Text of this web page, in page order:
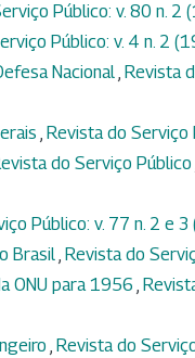
Público: v. 80 n. 2
Público: v. 4 n. 2
Nacional, Revista
, Revista do Serviço
do Serviço Público
Público: v. 77 n. 2 e
Brasil, Revista do
ONU para 1956 ,
, Revista do